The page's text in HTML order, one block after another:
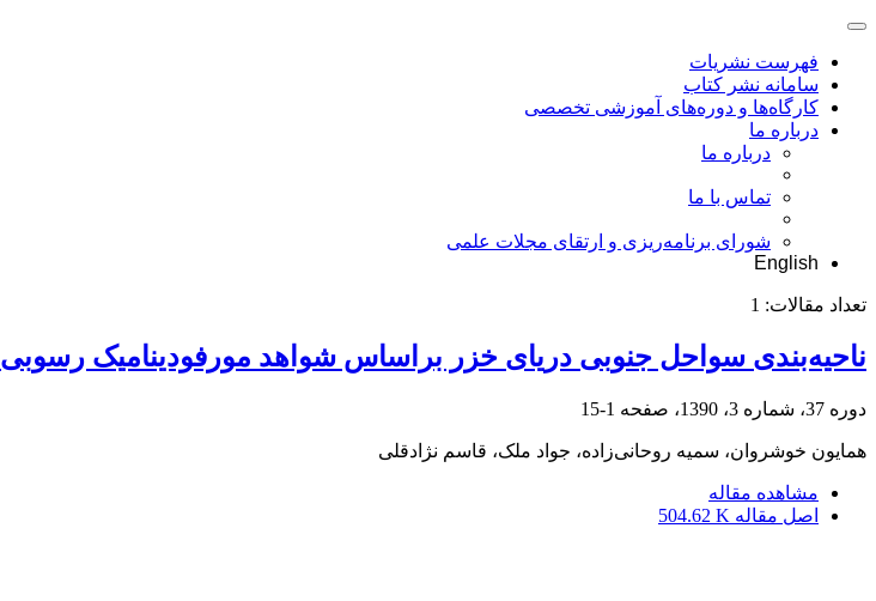
فهرست نشریات
سامانه نشر کتاب
کارگاه‌ها و دوره‌های آموزشی تخصصی
درباره ما
درباره ما
تماس با ما
شورای برنامه‌ریزی و ارتقای مجلات علمی
English
تعداد مقالات: 1
ناحیه‌بندی سواحل جنوبی دریای خزر براساس شواهد مورفودینامیک رسوبی
دوره 37، شماره 3، 1390، صفحه 1-15
همایون خوشروان، سمیه روحانی‌زاده، جواد ملک، قاسم نژادقلی
مشاهده مقاله
اصل مقاله 504.62 K